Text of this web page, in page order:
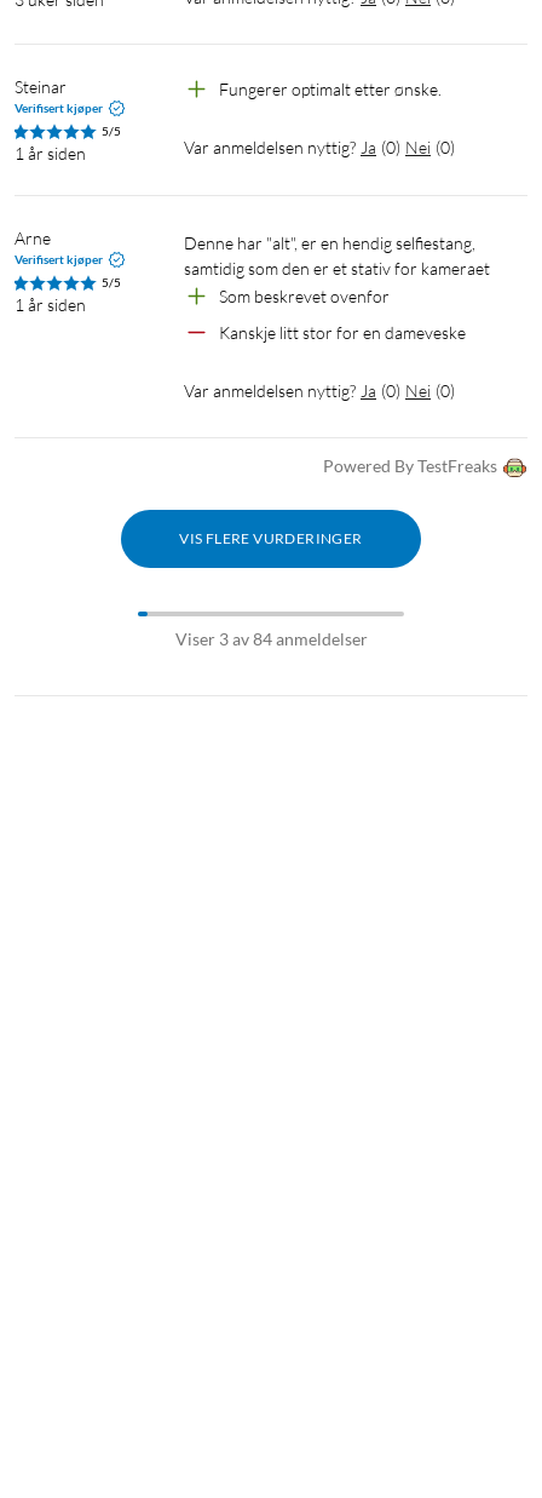
Steinar
Verifisert kjøper
5/5
1 år siden
Fungerer optimalt etter ønske.
Var anmeldelsen nyttig? Ja (0) Nei (0)
Arne
Verifisert kjøper
5/5
1 år siden
Denne har "alt", er en hendig selfiestang,
samtidig som den er et stativ for kameraet
Som beskrevet ovenfor
Kanskje litt stor for en dameveske
Var anmeldelsen nyttig? Ja (0) Nei (0)
Powered By TestFreaks
VIS FLERE VURDERINGER
Viser 3 av 84 anmeldelser